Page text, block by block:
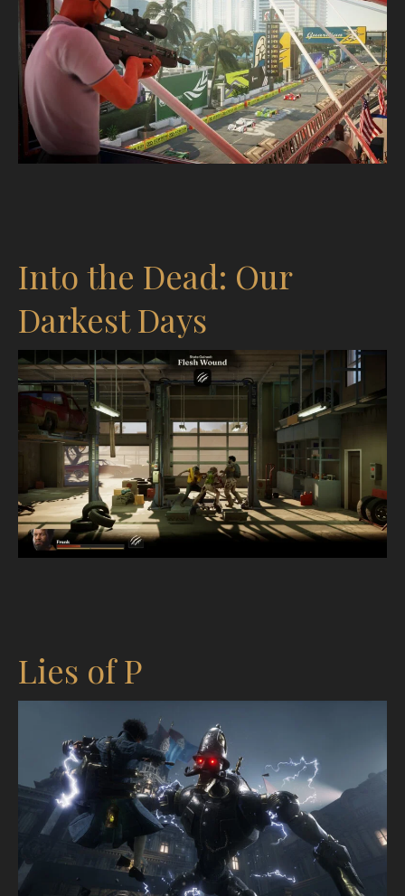
Into the Dead: Our
Darkest Days
Lies of P